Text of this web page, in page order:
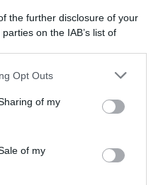
the further disclosure of your
on the IAB’s list of
by us to third parties
uses one or more Google
store information including but
behaviour. You may click to
and its third-party tags to
Opt Outs
of my
of my
buns
inzuppo di Giusina Battaglia